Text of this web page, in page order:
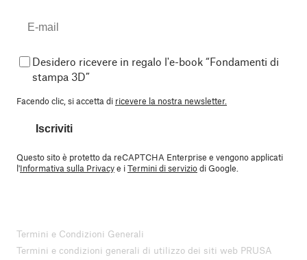
Desidero ricevere in regalo l'e-book “Fondamenti di
stampa 3D”
Facendo clic, si accetta di ricevere la nostra newsletter.
Iscriviti
Questo sito è protetto da reCAPTCHA Enterprise e vengono applicati
l'Informativa sulla Privacye iTermini di serviziodi Google.
Termini e Condizioni Generali
Termini e condizioni generali di utilizzo dei siti web PRUSA